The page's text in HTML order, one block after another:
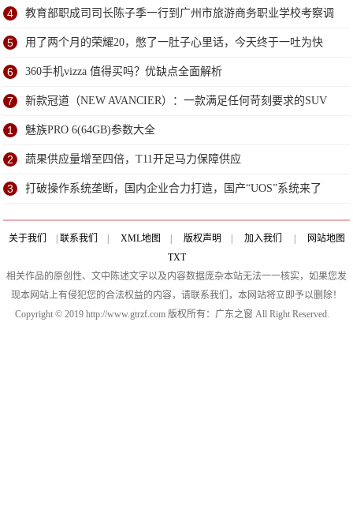
4 教育部职成司司长陈子季一行到广州市旅游商务职业学校考察调
研
5 用了两个月的荣耀20，憋了一肚子心里话，今天终于一吐为快
6 360手机vizza 值得买吗？优缺点全面解析
7 新款冠道（NEW AVANCIER）：一款满足任何苛刻要求的SUV
1 魅族PRO 6(64GB)参数大全
2 蔬果供应量增至四倍，T11开足马力保障供应
3 打破操作系统垄断，国内企业合力打造，国产“UOS”系统来了
关于我们 联系我们 XML地图 版权声明 加入我们
网站地图
TXT
相关作品的原创性、文中陈述文字以及内容数据庞杂本站无法一一核实，如果您发
现本网站上有侵犯您的合法权益的内容，请联系我们，本网站将立即予以删除！
Copyright © 2019 http://www.gtrzf.com 版权所有：广东之窗 All Right Reserved.